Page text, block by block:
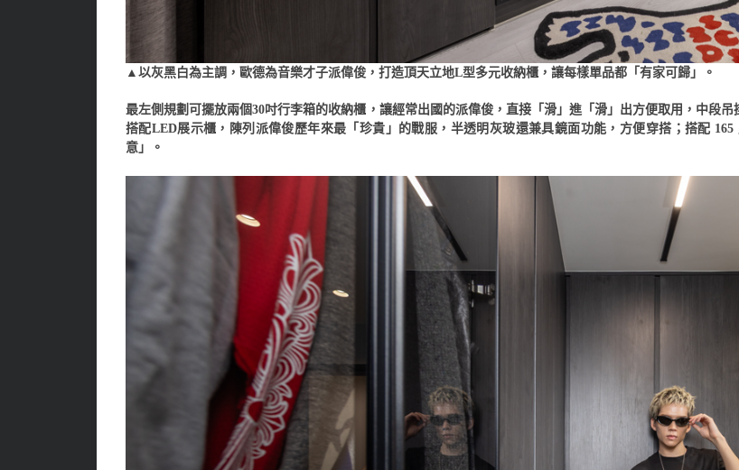
▲以灰黑白為主調，歐德為音樂才子派偉俊，打造頂天立地L型多元收納櫃，讓每樣單品都「有家可歸」。
最左側規劃可擺放兩個30吋行李箱的收納櫃，讓經常出國的派偉俊，直接「滑」進「滑」出方便取用，中段
搭配LED展示櫃，陳列派偉俊歷年來最「珍貴」的戰服，半透明灰玻還兼具鏡面功能，方便穿搭；搭配
意」。